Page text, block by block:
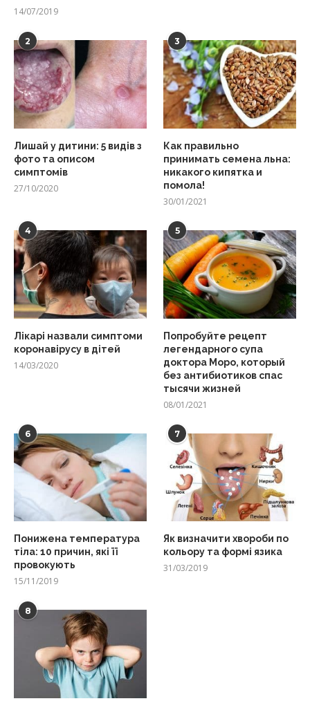
14/07/2019
2
Лишай у дитини: 5 видів з
фото та описом
симптомів
27/10/2020
3
Как правильно
принимать семена льна:
никакого кипятка и
помола!
30/01/2021
4
Лікарі назвали симптоми
коронавірусу в дітей
14/03/2020
5
Попробуйте рецепт
легендарного супа
доктора Моро, который
без антибиотиков спас
тысячи жизней
08/01/2021
6
Понижена температура
тіла: 10 причин, які її
провокують
15/11/2019
7
Як визначити хвороби по
кольору та формі язика
31/03/2019
8